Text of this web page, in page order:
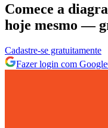
Comece a
hoje mesmo —
Cadastre‐se gratuitamente
Fazer login com Google